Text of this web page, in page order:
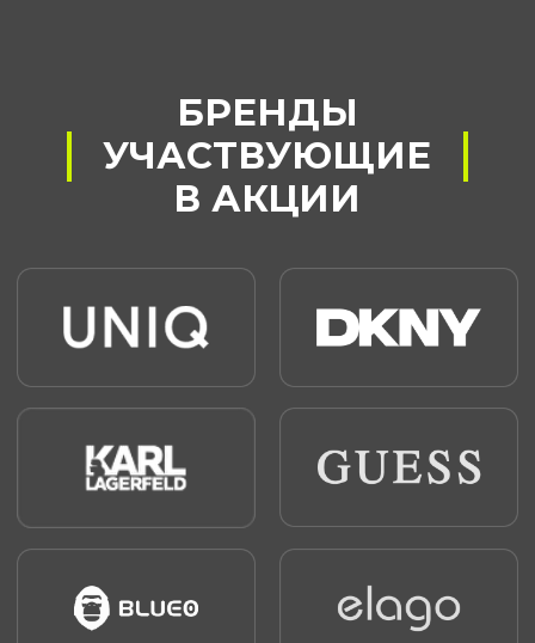
КАК ПРИНЯТЬ
УЧАСТИЕ В АКЦИИ